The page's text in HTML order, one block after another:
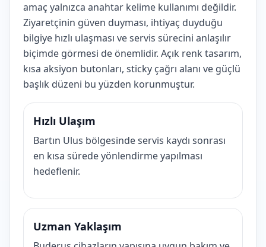
amaç yalnızca anahtar kelime kullanımı değildir.
Ziyaretçinin güven duyması, ihtiyaç duyduğu
bilgiye hızlı ulaşması ve servis sürecini anlaşılır
biçimde görmesi de önemlidir. Açık renk tasarım,
kısa aksiyon butonları, sticky çağrı alanı ve güçlü
başlık düzeni bu yüzden korunmuştur.
Hızlı Ulaşım
Bartın Ulus bölgesinde servis kaydı sonrası
en kısa sürede yönlendirme yapılması
hedeflenir.
Uzman Yaklaşım